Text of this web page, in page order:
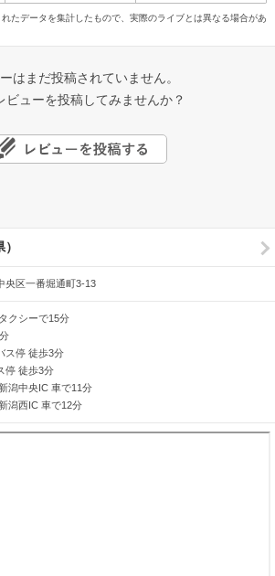
たデータを集計したもので、実際のライブとは異なる場合があ
はまだ投稿されていません。
ビューを投稿してみませんか？
央区一番堀通町3-13
クシーで15分
ス停 徒歩3分
停 徒歩3分
潟中央IC 車で11分
潟西IC 車で12分